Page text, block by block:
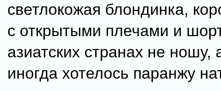
светлокожая блондинка,
с открытыми плечами и
азиатских странах не ношу,
иногда хотелось паранжу